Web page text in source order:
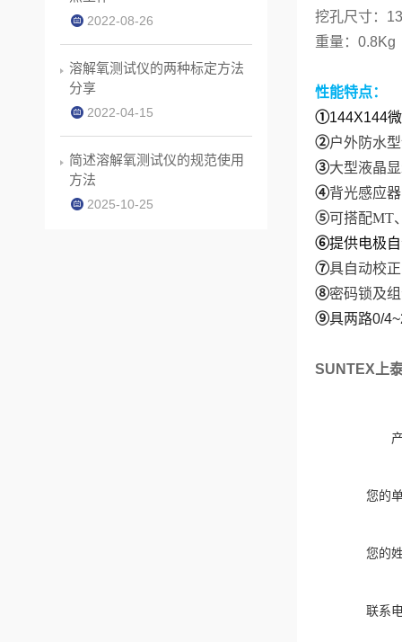
挖孔尺寸：
重量：0.8Kg
性能特点：
①144X144
②户外防水
③大型液晶
④背光感应
⑤可搭配MT
⑥提供电极
⑦具自动校
⑧密码锁及
⑨具两路0/
SUNTEX上
您的
您的
联系
2022-08-26
溶解氧测试仪的两种标定方法
分享
2022-04-15
简述溶解氧测试仪的规范使用
方法
2025-10-25